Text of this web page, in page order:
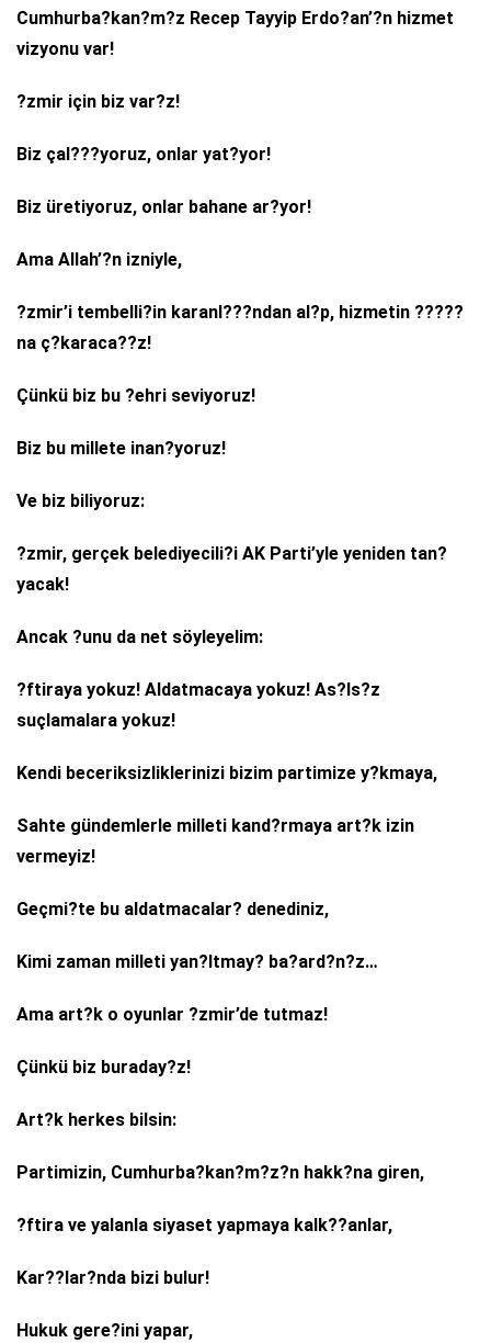
Cumhurba?kan?m?z Recep Tayyip Erdo?an’?n hizmet
vizyonu var!
?zmir için biz var?z!
Biz çal???yoruz, onlar yat?yor!
Biz üretiyoruz, onlar bahane ar?yor!
Ama Allah’?n izniyle,
?zmir’i tembelli?in karanl???ndan al?p, hizmetin ?????
na ç?karaca??z!
Çünkü biz bu ?ehri seviyoruz!
Biz bu millete inan?yoruz!
Ve biz biliyoruz:
?zmir, gerçek belediyecili?i AK Parti’yle yeniden tan?
yacak!
Ancak ?unu da net söyleyelim:
?ftiraya yokuz! Aldatmacaya yokuz! As?ls?z
suçlamalara yokuz!
Kendi beceriksizliklerinizi bizim partimize y?kmaya,
Sahte gündemlerle milleti kand?rmaya art?k izin
vermeyiz!
Geçmi?te bu aldatmacalar? denediniz,
Kimi zaman milleti yan?ltmay? ba?ard?n?z…
Ama art?k o oyunlar ?zmir’de tutmaz!
Çünkü biz buraday?z!
Art?k herkes bilsin:
Partimizin, Cumhurba?kan?m?z?n hakk?na giren,
?ftira ve yalanla siyaset yapmaya kalk??anlar,
Kar??lar?nda bizi bulur!
Hukuk gere?ini yapar,